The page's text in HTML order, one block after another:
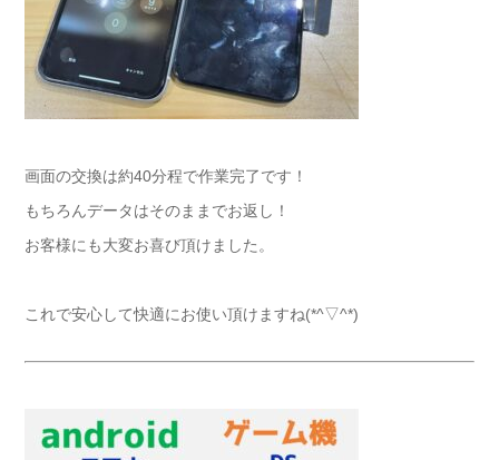
画面の交換は約40分程で作業完了です！
もちろんデータはそのままでお返し！
お客様にも大変お喜び頂けました。
これで安心して快適にお使い頂けますね(*^▽^*)